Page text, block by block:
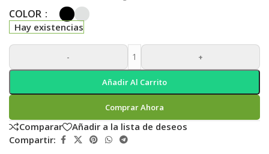
COLOR
Hay existencias
- +
Añadir Al Carrito
Comprar Ahora
Comparar
Añadir a la lista de deseos
Compartir: